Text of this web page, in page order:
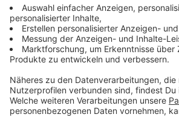
Anzeige
Anzeige